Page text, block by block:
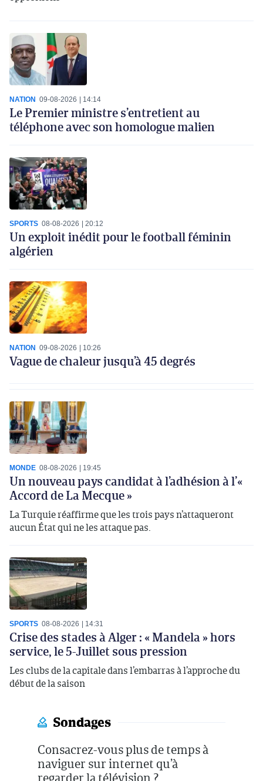
NATION 09-08-2026 14:14
Le Premier ministre s’entretient au
téléphone avec son homologue malien
SPORTS 08-08-2026 20:12
Un exploit inédit pour le football féminin
algérien
NATION 09-08-2026 10:26
Vague de chaleur jusqu’à 45 degrés
MONDE 08-08-2026 19:45
Un nouveau pays candidat à l’adhésion à l’«
Accord de La Mecque »
La Turquie réaffirme que les trois pays n’attaqueront
aucun État qui ne les attaque pas.
SPORTS 08-08-2026 14:31
Crise des stades à Alger : « Mandela » hors
service, le 5-Juillet sous pression
Les clubs de la capitale dans l’embarras à l’approche du
début de la saison
Sondages
Consacrez-vous plus de temps à
naviguer sur internet qu’à
regarder la télévision ?